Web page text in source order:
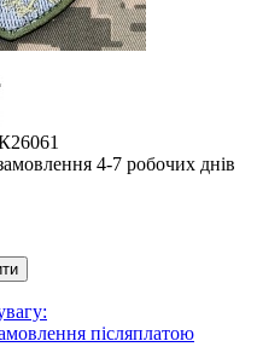
4-7 робочих днів
післяплатою